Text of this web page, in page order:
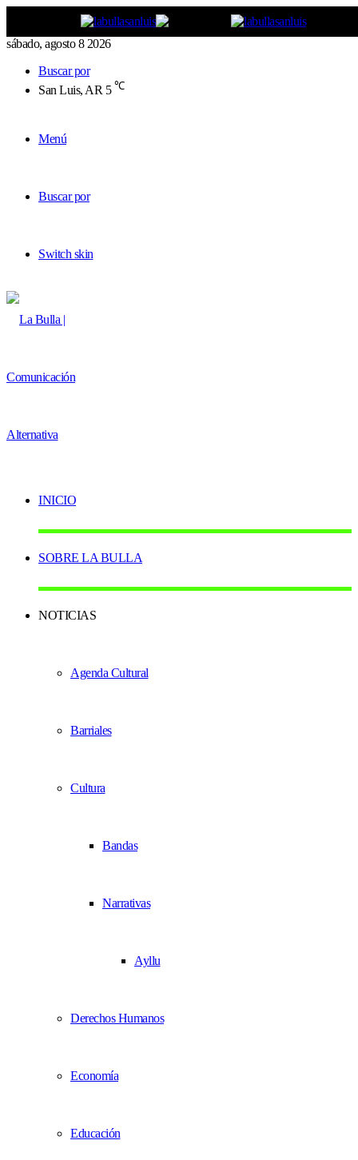
sábado, agosto 8 2026
Buscar por
San Luis, AR 5 ℃
Menú
Buscar por
Switch skin
INICIO
SOBRE LA BULLA
NOTICIAS
Agenda Cultural
Barriales
Cultura
Bandas
Narrativas
Ayllu
Derechos Humanos
Economía
Educación